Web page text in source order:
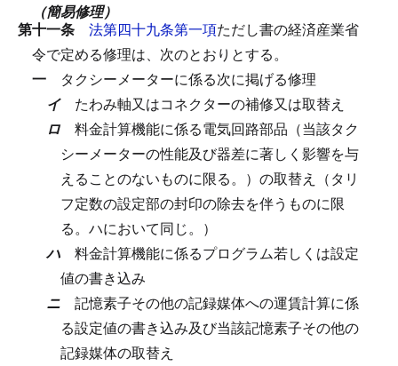
（簡易修理）
第十一条 法第四十九条第一項ただし書の経済産業省
令で定める修理は、次のとおりとする。
一 タクシーメーターに係る次に掲げる修理
イ たわみ軸又はコネクターの補修又は取替え
ロ 料金計算機能に係る電気回路部品（当該タク
シーメーターの性能及び器差に著しく影響を与
えることのないものに限る。）の取替え（タリ
フ定数の設定部の封印の除去を伴うものに限
る。ハにおいて同じ。）
ハ 料金計算機能に係るプログラム若しくは設定
値の書き込み
ニ 記憶素子その他の記録媒体への運賃計算に係
る設定値の書き込み及び当該記憶素子その他の
記録媒体の取替え